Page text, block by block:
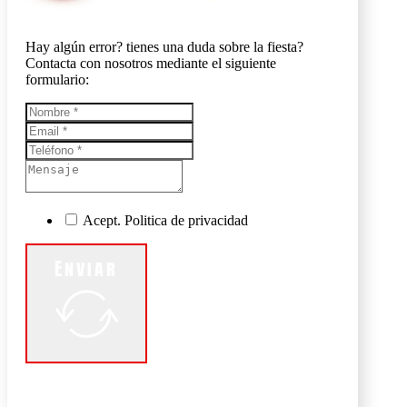
Hay algún error? tienes una duda sobre la fiesta?
Contacta con nosotros mediante el siguiente
formulario:
Acept. Politica de privacidad